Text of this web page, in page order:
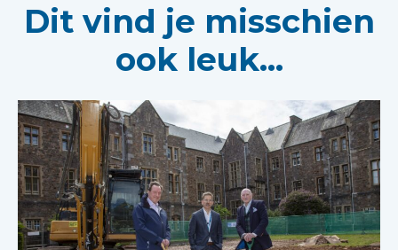
Dit vind je misschien
ook leuk...